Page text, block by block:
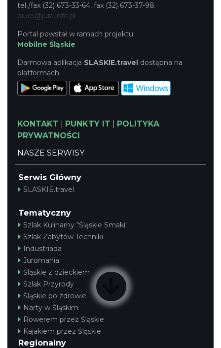
tel./fax (32) 673-33-64, fax (32) 673-37-98
biuro@jura.info.pl
Portal powstał w ramach projektu
Mobilne Śląskie
Darmowa aplikacja SLASKIE.travel dostępna na
platformach
KONTAKT PUNKTY IT
POLITYKA
PRYWATNOŚCI
NASZE SERWISY
Serwis Główny
SLASKIE.travel
Tematyczny
Szlak Kulinarny "Śląskie Smaki"
Szlak Zabytów Techniki
Industriada
Juromania
Śląskie z dzieckiem
Szlak Przyrody
Śląskie po zdrowie
Narty w Śląskim
Rowerem przez Śląskie
Kajakiem przez Śląskie
Regionalny